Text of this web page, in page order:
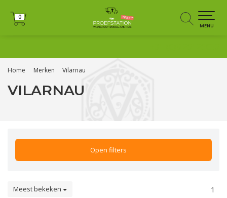
0
0
MENU
Home Merken Vilarnau
VILARNAU
Open filters
Meest bekeken 1